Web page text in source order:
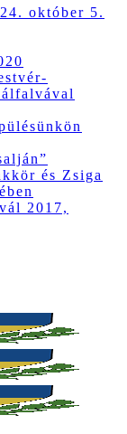
október 5.
és Zsiga
2017,